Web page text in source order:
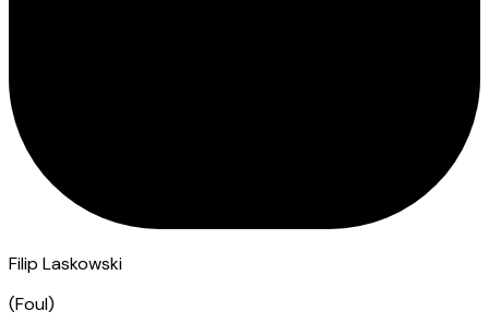
Filip Laskowski
(Foul)